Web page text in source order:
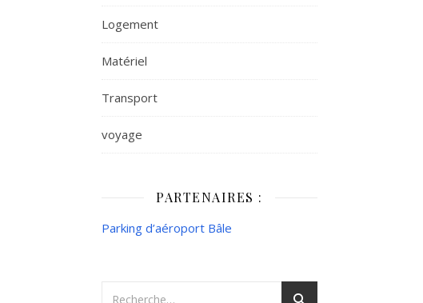
Logement
Matériel
Transport
voyage
PARTENAIRES :
Parking d’aéroport Bâle